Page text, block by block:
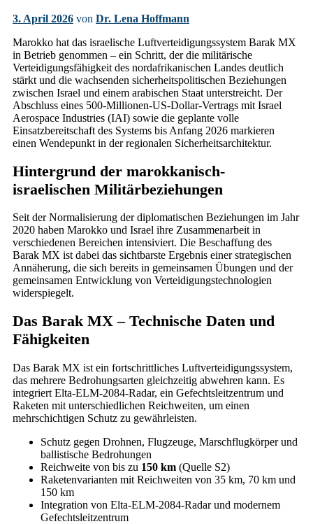
3. April 2026 von Dr. Lena Hoffmann
Marokko hat das israelische Luftverteidigungssystem Barak MX
in Betrieb genommen – ein Schritt, der die militärische
Verteidigungsfähigkeit des nordafrikanischen Landes deutlich
stärkt und die wachsenden sicherheitspolitischen Beziehungen
zwischen Israel und einem arabischen Staat unterstreicht. Der
Abschluss eines 500-Millionen-US-Dollar-Vertrags mit Israel
Aerospace Industries (IAI) sowie die geplante volle
Einsatzbereitschaft des Systems bis Anfang 2026 markieren
einen Wendepunkt in der regionalen Sicherheitsarchitektur.
Hintergrund der marokkanisch-
israelischen Militärbeziehungen
Seit der Normalisierung der diplomatischen Beziehungen im Jahr
2020 haben Marokko und Israel ihre Zusammenarbeit in
verschiedenen Bereichen intensiviert. Die Beschaffung des
Barak MX ist dabei das sichtbarste Ergebnis einer strategischen
Annäherung, die sich bereits in gemeinsamen Übungen und der
gemeinsamen Entwicklung von Verteidigungstechnologien
widerspiegelt.
Das Barak MX – Technische Daten und
Fähigkeiten
Das Barak MX ist ein fortschrittliches Luftverteidigungssystem,
das mehrere Bedrohungsarten gleichzeitig abwehren kann. Es
integriert Elta-ELM-2084-Radar, ein Gefechtsleitzentrum und
Raketen mit unterschiedlichen Reichweiten, um einen
mehrschichtigen Schutz zu gewährleisten.
Schutz gegen Drohnen, Flugzeuge, Marschflugkörper und
ballistische Bedrohungen
Reichweite von bis zu 150 km (Quelle S2)
Raketenvarianten mit Reichweiten von 35 km, 70 km und
150 km
Integration von Elta-ELM-2084-Radar und modernem
Gefechtsleitzentrum